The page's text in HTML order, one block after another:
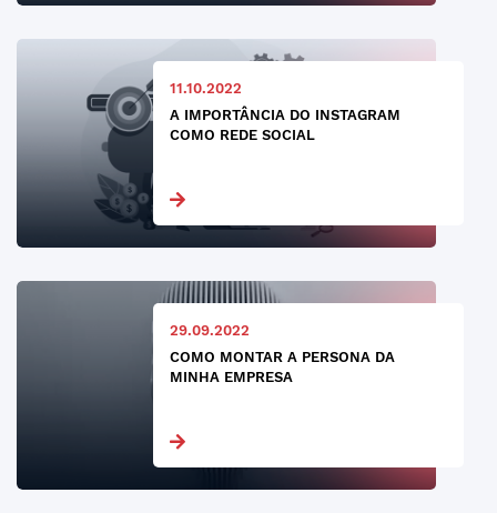
11.10.2022
A IMPORTÂNCIA DO INSTAGRAM
COMO REDE SOCIAL
29.09.2022
COMO MONTAR A PERSONA DA
MINHA EMPRESA